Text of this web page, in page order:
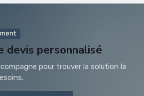
devis personnalisé
pour trouver la solution la